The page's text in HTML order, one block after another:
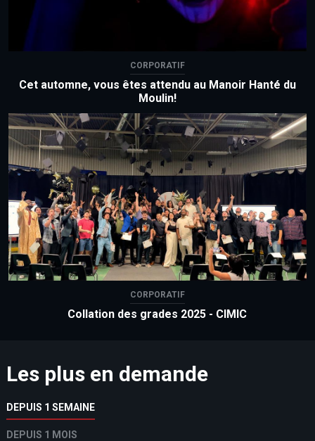
CORPORATIF
Cet automne, vous êtes attendu au Manoir Hanté du
Moulin!
CORPORATIF
Collation des grades 2025 - CIMIC
Les plus en demande
DEPUIS 1 SEMAINE
DEPUIS 1 MOIS